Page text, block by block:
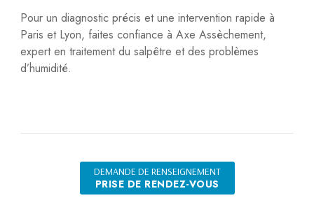
Pour un diagnostic précis et une intervention rapide à
Paris et Lyon, faites confiance à Axe Assèchement,
expert en traitement du salpêtre et des problèmes
d’humidité.
DEMANDE DE RENSEIGNEMENT
PRISE DE RENDEZ-VOUS